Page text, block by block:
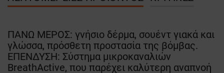
ΠΑΝΩ ΜΕΡΟΣ: γνήσιο δέρμα, σουέντ γιακά και
γλώσσα, πρόσθετη προστασία της βόμβας.
ΕΠΕΝΔΥΣΗ: Σύστημα μικροκαναλιών
BreathActive, που παρέχει καλύτερη αναπνοή